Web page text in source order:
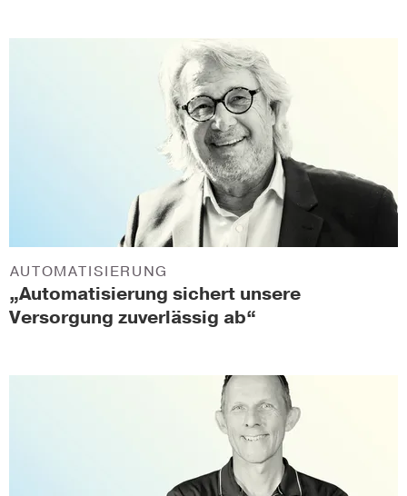
„Automatisierung sichert unsere
Versorgung zuverlässig ab“
AUTOMATISIERUNG